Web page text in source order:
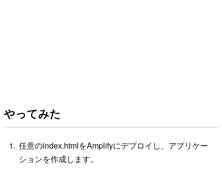
やってみた
任意のindex.htmlをAmplifyにデプロイし、アプリケー
ションを作成します。